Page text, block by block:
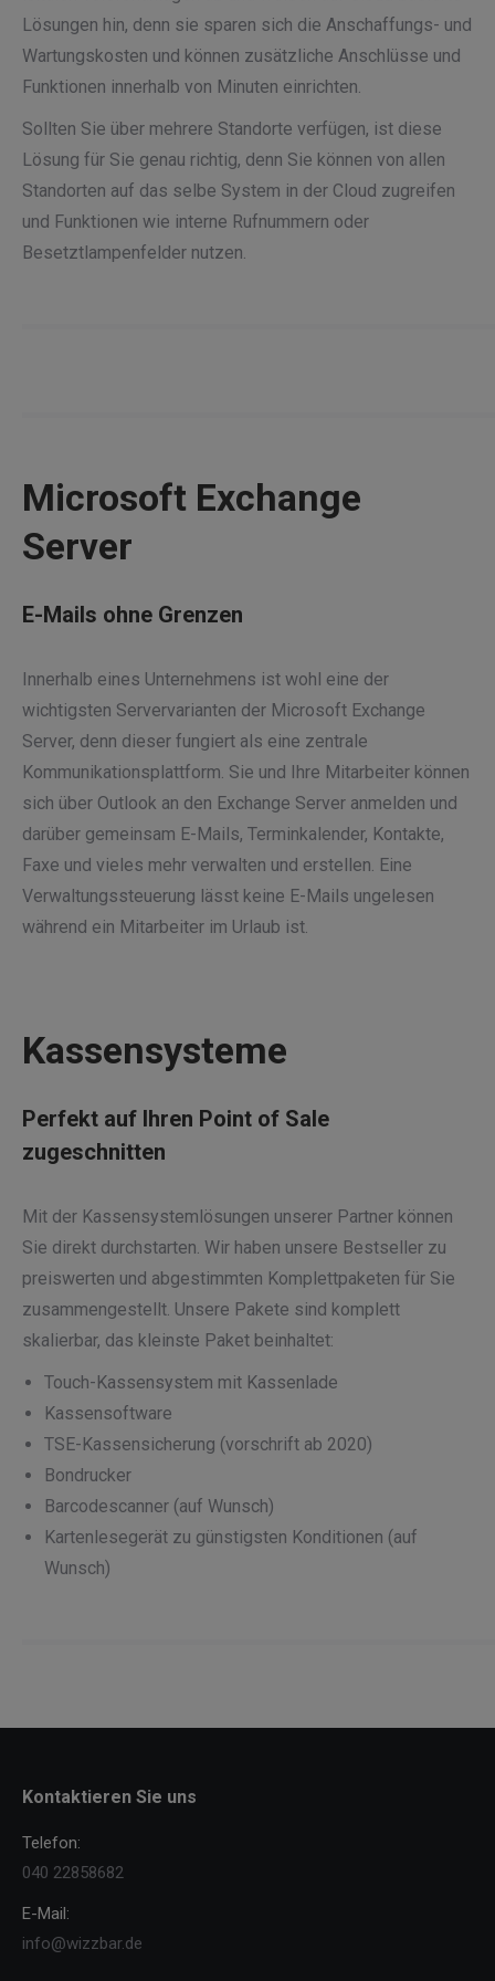
Lösungen hin, denn sie sparen sich die Anschaffungs- und
Wartungskosten und können zusätzliche Anschlüsse und
Funktionen innerhalb von Minuten einrichten.
Sollten Sie über mehrere Standorte verfügen, ist diese
Lösung für Sie genau richtig, denn Sie können von allen
Standorten auf das selbe System in der Cloud zugreifen
und Funktionen wie interne Rufnummern oder
Besetztlampenfelder nutzen.
Microsoft Exchange
Server
E-Mails ohne Grenzen
Innerhalb eines Unternehmens ist wohl eine der
wichtigsten Servervarianten der Microsoft Exchange
Server, denn dieser fungiert als eine zentrale
Kommunikationsplattform. Sie und Ihre Mitarbeiter können
sich über Outlook an den Exchange Server anmelden und
darüber gemeinsam E-Mails, Terminkalender, Kontakte,
Faxe und vieles mehr verwalten und erstellen. Eine
Verwaltungssteuerung lässt keine E-Mails ungelesen
während ein Mitarbeiter im Urlaub ist.
Kassensysteme
Perfekt auf Ihren Point of Sale
zugeschnitten
Mit der Kassensystemlösungen unserer Partner können
Sie direkt durchstarten. Wir haben unsere Bestseller zu
preiswerten und abgestimmten Komplettpaketen für Sie
zusammengestellt. Unsere Pakete sind komplett
skalierbar, das kleinste Paket beinhaltet:
Touch-Kassensystem mit Kassenlade
Kassensoftware
TSE-Kassensicherung (vorschrift ab 2020)
Bondrucker
Barcodescanner (auf Wunsch)
Kartenlesegerät zu günstigsten Konditionen (auf
Wunsch)
Kontaktieren Sie uns
Telefon:
040 22858682
E-Mail:
info@wizzbar.de